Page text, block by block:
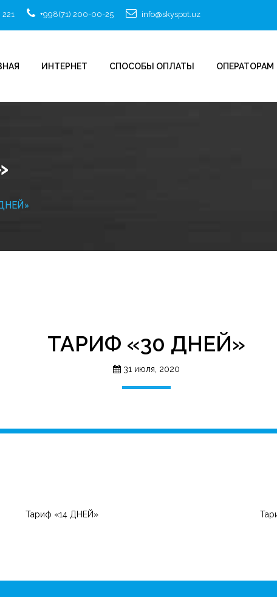
+998(71) 200-00-25 info@skyspot.uz
ИНТЕРНЕТ СПОСОБЫ ОПЛАТЫ ОПЕРАТОРАМ
ТАРИФ «30 ДНЕЙ»
31 июля, 2020
Тариф «14 ДНЕЙ»